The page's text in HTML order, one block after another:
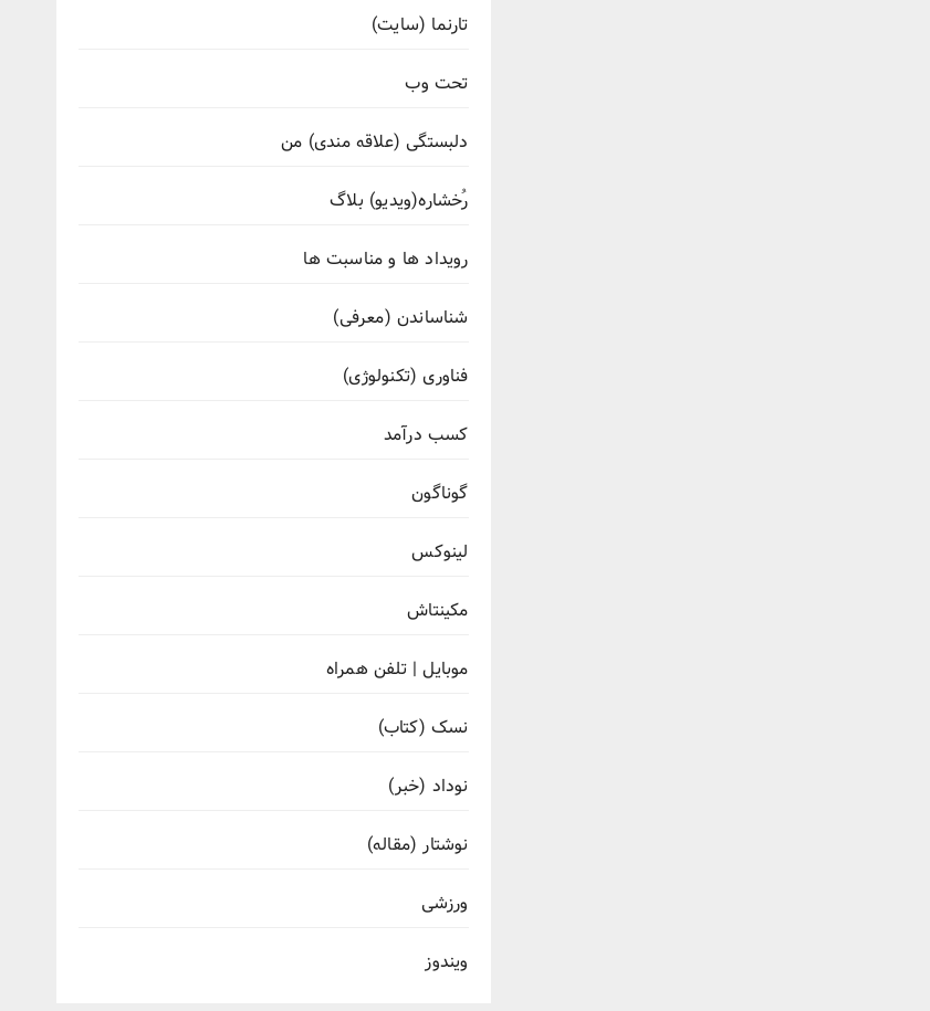
تارنما (سایت)
تحت وب
دلبستگی (علاقه مندی) من
رُخشاره(ویدیو) بلاگ
رویداد ها و مناسبت ها
شناساندن (معرفی)
فناوری (تکنولوژی)
کسب درآمد
گوناگون
لینوکس
مکینتاش
موبایل | تلفن همراه
نسک (کتاب)
نوداد (خبر)
نوشتار (مقاله)
ورزشی
ویندوز